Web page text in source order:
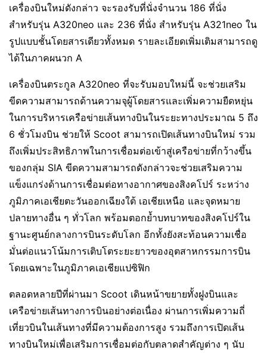
เครื่องบินใหม่ดังกล่าว จะรองรับที่นั่งจำนวน 186 ที่นั่ง
สำหรับรุ่น A320neo และ 236 ที่นั่ง สำหรับรุ่น A321neo ใน
รูปแบบชั้นโดยสารเดียวทั้งหมด รายละเอียดเพิ่มเติมสามารถดู
ได้ในภาคผนวก A
เครื่องบินตระกูล A320neo ที่จะรับมอบใหม่นี้ จะช่วยเสริม
ขีดความสามารถด้านความจุผู้โดยสารและเพิ่มความยืดหยุ่น
ในการบริหารเครือข่ายเส้นทางบินในระยะทางประมาณ 5 ถึง
6 ชั่วโมงบิน ช่วยให้ Scoot สามารถเปิดเส้นทางบินใหม่ รวม
ถึงเพิ่มประสิทธิภาพในการเชื่อมต่อเข้าสู่เครือข่ายที่กว้างขึ้น
ของกลุ่ม SIA ขีดความสามารถดังกล่าวจะช่วยเสริมความ
แข็งแกร่งด้านการเชื่อมต่อทางอากาศของสิงคโปร์ ระหว่าง
ภูมิภาคเอเชียตะวันออกเฉียงใต้ เอเชียเหนือ และจุดหมาย
ปลายทางอื่น ๆ ทั่วโลก พร้อมตอกย้ำบทบาทของสิงคโปร์ใน
ฐานะศูนย์กลางการบินระดับโลก อีกทั้งยังสะท้อนความเชื่อ
มั่นต่อแนวโน้มการเติบโตระยะยาวของอุตสาหกรรมการบิน
โดยเฉพาะในภูมิภาคเอเชียแปซิฟิก
ตลอดหลายปีที่ผ่านมา Scoot เดินหน้าขยายทั้งฝูงบินและ
เครือข่ายเส้นทางการบินอย่างต่อเนื่อง ผ่านการเพิ่มความถี่
เที่ยวบินในเส้นทางที่มีความต้องการสูง รวมถึงการเปิดเส้น
ทางบินใหม่เพื่อเสริมการเชื่อมต่อกับตลาดสำคัญต่าง ๆ นับ